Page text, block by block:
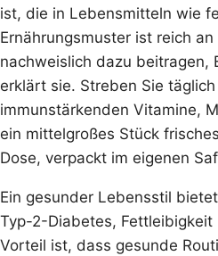
ist, die in Lebensmitteln wie
Ernährungsmuster ist reich
nachweislich dazu beitragen,
erklärt sie. Streben Sie
immunstärkenden Vitamine,
ein mittelgroßes Stück
Dose, verpackt im eigenen
Ein gesunder Lebensstil
Typ-2-Diabetes,
Vorteil ist, dass gesunde